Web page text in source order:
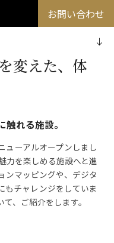
お問い合わせ
変えた、体
れる施設。
ューアルオープンしまし
力を楽しめる施設へと進
ンマッピングや、デジタ
もチャレンジをしていま
、ご紹介をします。